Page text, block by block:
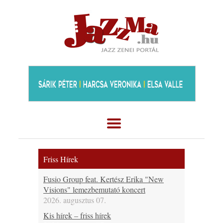
Friss Hírek
Fusio Group feat. Kertész Erika "New
Visions" lemezbemutató koncert
2026. augusztus 07.
Kis hírek – friss hírek